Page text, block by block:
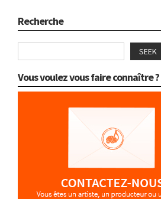
Recherche
SEEK
Vous voulez vous faire connaître ?